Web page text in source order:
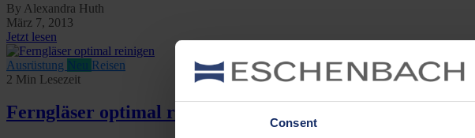
Consent
By Alexandra Huth
März 7, 2013
Jetzt lesen
Ausrüstung
Reisen
2 Min Lesezeit
Ferngläser optimal reinigen